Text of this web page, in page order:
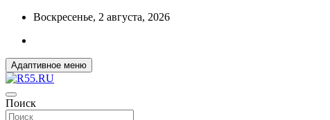
Перейти
содержимому
Воскресенье, 2 августа, 2026
Адаптивное меню
R55.RU
ДОБРЫЕ ВЕСТИ ИЗ ОМСКА
Поиск